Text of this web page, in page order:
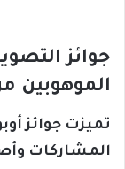
جوائز
الموهوبين
المشاركات